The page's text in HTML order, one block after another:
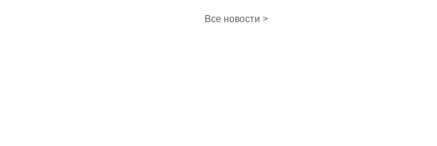
Все новости >